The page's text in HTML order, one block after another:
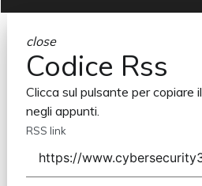
close
Codice Rss
Clicca sul pulsante per copiare
negli appunti.
RSS link